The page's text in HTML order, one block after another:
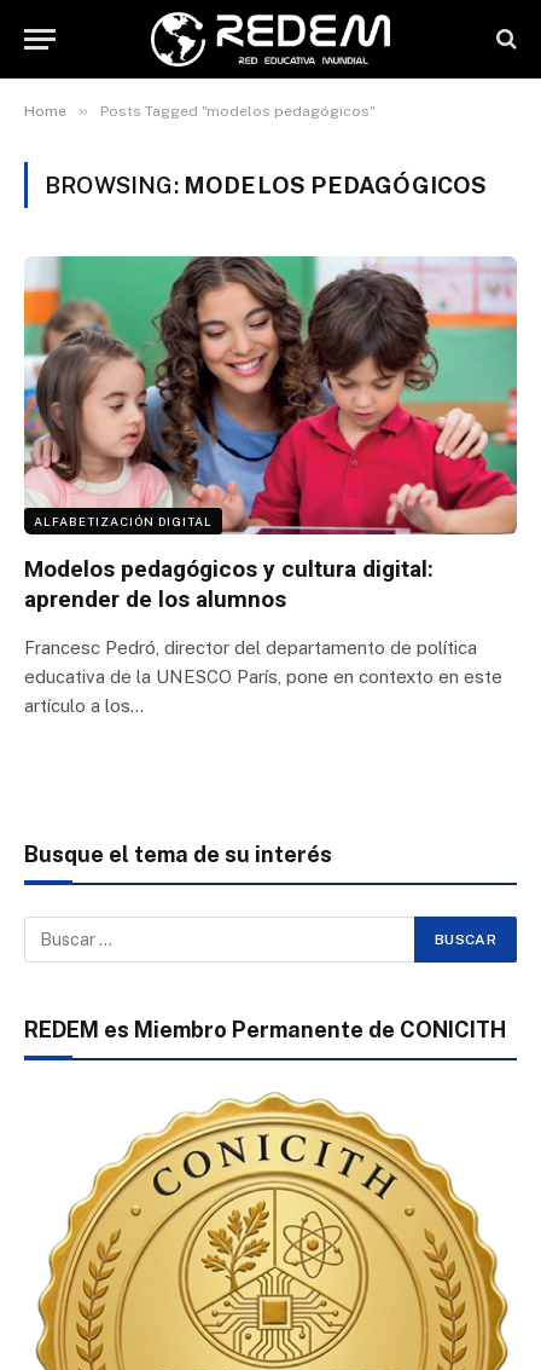
Home » Posts Tagged "modelos pedagógicos"
BROWSING: MODELOS PEDAGÓGICOS
ALFABETIZACIÓN DIGITAL
Modelos pedagógicos y cultura digital:
aprender de los alumnos
Francesc Pedró, director del departamento de política
educativa de la UNESCO París, pone en contexto en este
artículo a los…
Busque el tema de su interés
REDEM es Miembro Permanente de CONICITH